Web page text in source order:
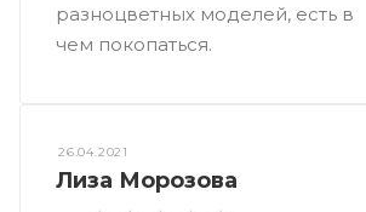
разноцветных моделей, есть в
чем покопаться.
26.04.2021
Лиза Морозова